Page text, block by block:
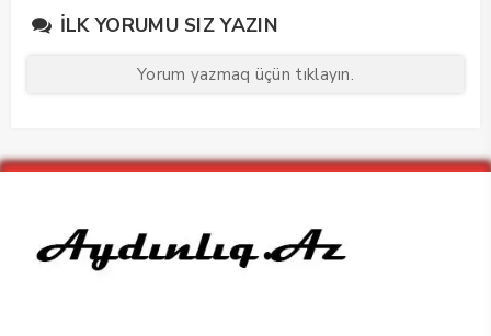
İLK YORUMU SIZ YAZIN
Yorum yazmaq üçün tıklayın.